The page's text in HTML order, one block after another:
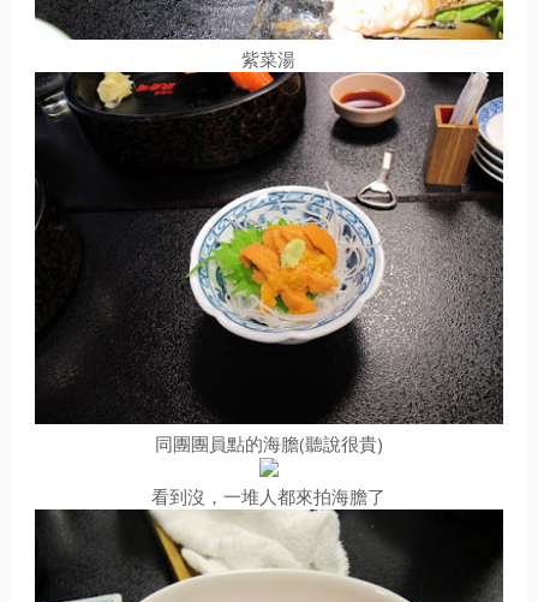
紫菜湯
同團團員點的海膽(聽說很貴)
看到沒，一堆人都來拍海膽了